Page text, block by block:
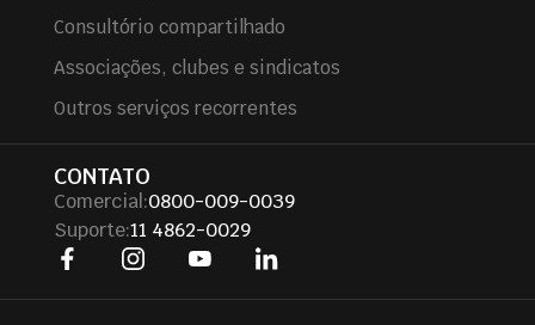
Consultório compartilhado
Associações, clubes e sindicatos
Outros serviços recorrentes
CONTATO
Comercial:0800-009-0039
Suporte:11 4862-0029